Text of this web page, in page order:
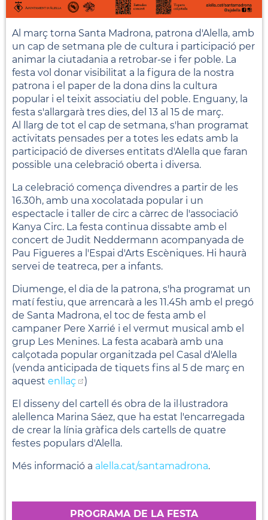
Al març torna Santa Madrona, patrona d'Alella, amb
un cap de setmana ple de cultura i participació per
animar la ciutadania a retrobar-se i fer poble. La
festa vol donar visibilitat a la figura de la nostra
patrona i el paper de la dona dins la cultura
popular i el teixit associatiu del poble. Enguany, la
festa s'allargarà tres dies, del 13 al 15 de març.
Al llarg de tot el cap de setmana, s'han programat
activitats pensades per a totes les edats amb la
participació de diverses entitats d'Alella que faran
possible una celebració oberta i diversa.
La celebració comença divendres a partir de les
16.30h, amb una xocolatada popular i un
espectacle i taller de circ a càrrec de l'associació
Kanya Circ. La festa continua dissabte amb el
concert de Judit Neddermann acompanyada de
Pau Figueres a l'Espai d'Arts Escèniques. Hi haurà
servei de teatreca, per a infants.
Diumenge, el dia de la patrona, s'ha programat un
matí festiu, que arrencarà a les 11.45h amb el pregó
de Santa Madrona, el toc de festa amb el
campaner Pere Xarrié i el vermut musical amb el
grup Les Menines. La festa acabarà amb una
calçotada popular organitzada pel Casal d'Alella
(venda anticipada de tiquets fins al 5 de març en
aquest enllaç
)
El disseny del cartell és obra de la il·lustradora
alellenca Marina Sáez, que ha estat l'encarregada
de crear la línia gràfica dels cartells de quatre
festes populars d'Alella.
Més informació a alella.cat/santamadrona.
PROGRAMA DE LA FESTA